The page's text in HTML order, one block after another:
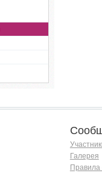
Галерея